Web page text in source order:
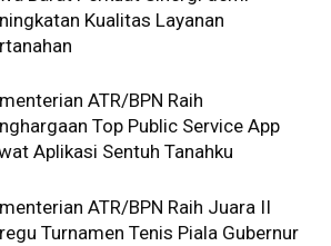
Kualitas Layanan
ATR/BPN Raih
Top Public Service App
Aplikasi Sentuh Tanahku
ATR/BPN Raih Juara II
Turnamen Tenis Piala Gubernur